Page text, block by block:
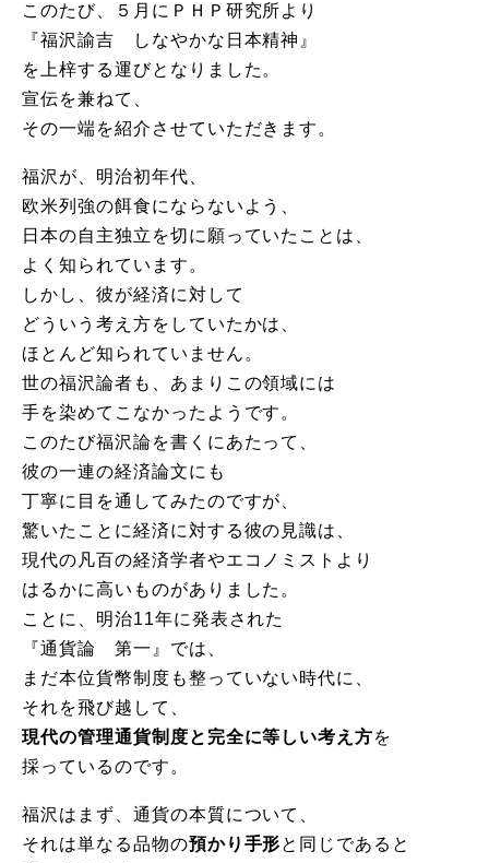
このたび、５月にＰＨＰ研究所より
『福沢諭吉 しなやかな日本精神』
を上梓する運びとなりました。
宣伝を兼ねて、
その一端を紹介させていただきます。
福沢が、明治初年代、
欧米列強の餌食にならないよう、
日本の自主独立を切に願っていたことは、
よく知られています。
しかし、彼が経済に対して
どういう考え方をしていたかは、
ほとんど知られていません。
世の福沢論者も、あまりこの領域には
手を染めてこなかったようです。
このたび福沢論を書くにあたって、
彼の一連の経済論文にも
丁寧に目を通してみたのですが、
驚いたことに経済に対する彼の見識は、
現代の凡百の経済学者やエコノミストより
はるかに高いものがありました。
ことに、明治11年に発表された
『通貨論 第一』では、
まだ本位貨幣制度も整っていない時代に、
それを飛び越して、
現代の管理通貨制度と完全に等しい考え方を
採っているのです。
福沢はまず、通貨の本質について、
それは単なる品物の預かり手形と同じであると